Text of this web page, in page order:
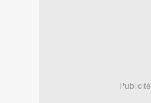
Publicité